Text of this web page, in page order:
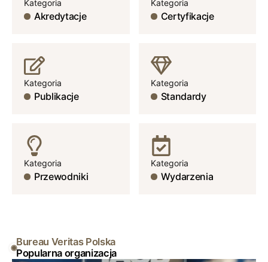
Kategoria
Akredytacje
Kategoria
Certyfikacje
Kategoria
Publikacje
Kategoria
Standardy
Kategoria
Przewodniki
Kategoria
Wydarzenia
Popularna organizacja
Bureau Veritas Polska